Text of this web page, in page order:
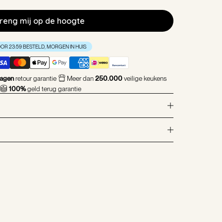
mij op de hoogte
23:59 BESTELD, MORGEN IN HUIS
retour garantie Meer dan250.000veilige keukens
100%geld terug garantie